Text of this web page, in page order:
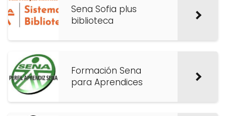
Sena Sofia plus
biblioteca
Formación Sena
para Aprendices